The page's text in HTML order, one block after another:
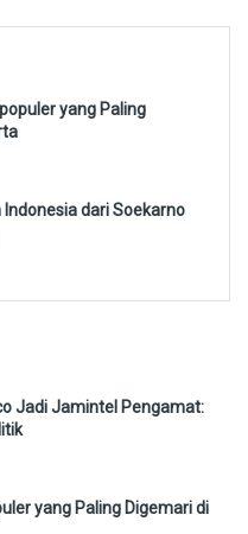
yang Paling
dari Soekarno
Jadi Jamintel Pengamat:
yang Paling Digemari di